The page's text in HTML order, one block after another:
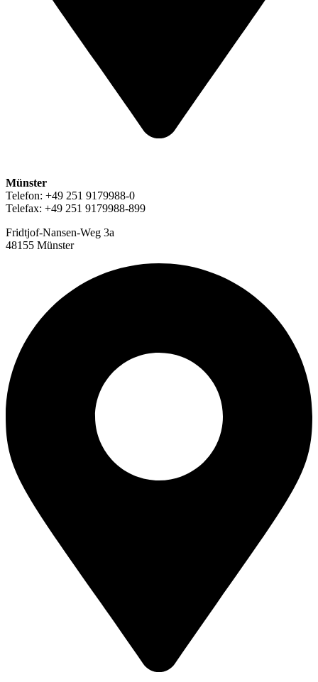
Münster
Telefon: +49 251 9179988-0
Telefax: +49 251 9179988-899
Fridtjof-Nansen-Weg 3a
48155 Münster